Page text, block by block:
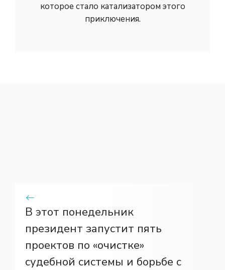
которое стало катализатором этого
приключения.
В этот понедельник
президент запустит пять
проектов по «очистке»
судебной системы и борьбе с